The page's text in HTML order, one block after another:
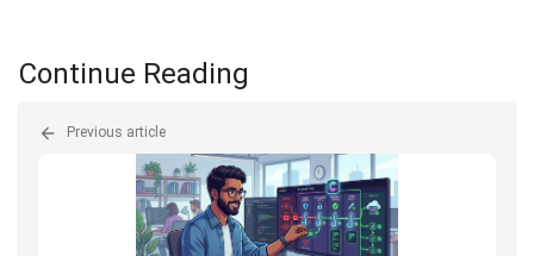
Continue Reading
Previous article